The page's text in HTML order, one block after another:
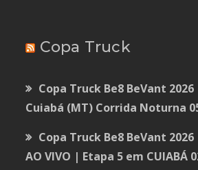
Copa Truck
Copa Truck Be8 BeVant
Cuiabá (MT) Corrida Noturna
Copa Truck Be8 BeVant
AO VIVO | Etapa 5 em CUIABÁ